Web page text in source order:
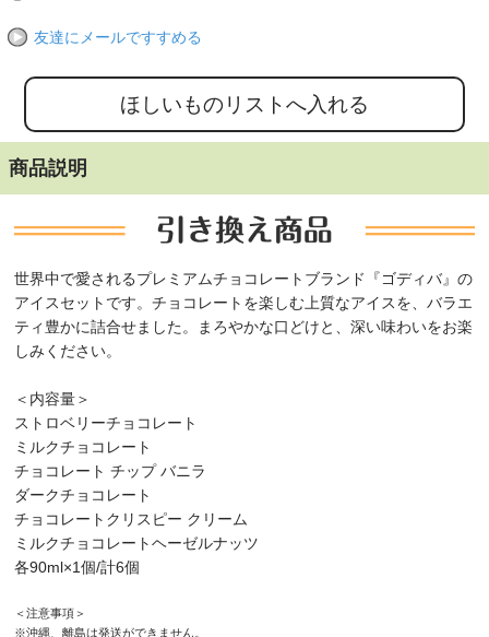
友達にメールですすめる
商品説明
世界中で愛されるプレミアムチョコレートブランド『ゴディバ』の
アイスセットです。チョコレートを楽しむ上質なアイスを、バラエ
ティ豊かに詰合せました。まろやかな口どけと、深い味わいをお楽
しみください。
＜内容量＞
ストロベリーチョコレート
ミルクチョコレート
チョコレート チップ バニラ
ダークチョコレート
チョコレートクリスピー クリーム
ミルクチョコレートヘーゼルナッツ
各90ml×1個/計6個
＜注意事項＞
※沖縄、離島は発送ができません。